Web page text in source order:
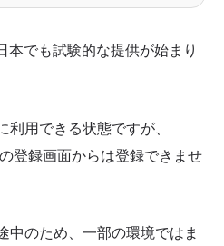
本でも試験的な提供が始まり
利用できる状態ですが、
登録画面からは登録できませ
中のため、一部の環境ではま